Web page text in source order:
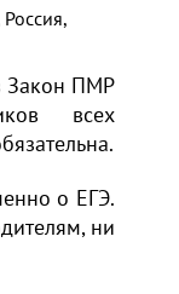
Россия,
Закон ПМР
всех
о ЕГЭ.
ни